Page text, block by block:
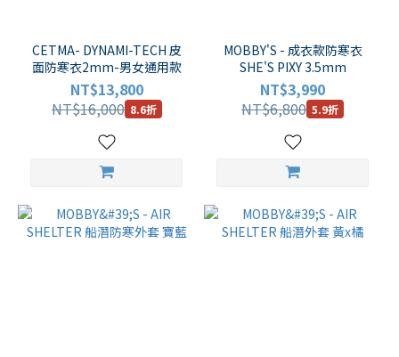
GULL
(4)
GOPRO
(1)
APNEAUTIC
看
更
多
CETMA- DYNAMI-TECH 皮
面防寒衣2mm-男女通用款
NT$13,800
NT$16,000 8.6折
MOBBY'S - 成衣款防寒衣
SHE'S PIXY 3.5mm
NT$3,990
NT$6,800 5.9折